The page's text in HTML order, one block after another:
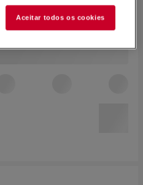
Aceitar todos os cookies